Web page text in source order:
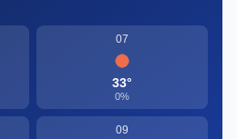
07
33°
0%
09